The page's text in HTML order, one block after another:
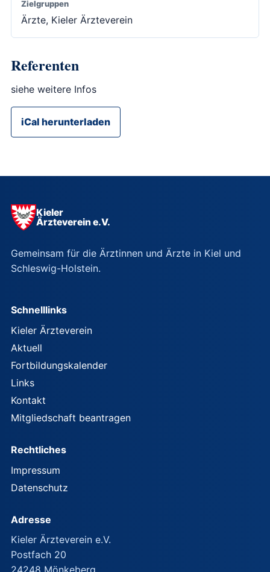
Zielgruppen
Ärzte, Kieler Ärzteverein
Referenten
siehe weitere Infos
iCal herunterladen
Kieler
Ärzteverein e.V.
Gemeinsam für die Ärztinnen und Ärzte in Kiel und
Schleswig-Holstein.
Schnelllinks
Kieler Ärzteverein
Aktuell
Fortbildungskalender
Links
Kontakt
Mitgliedschaft beantragen
Rechtliches
Impressum
Datenschutz
Adresse
Kieler Ärzteverein e.V.
Postfach 20